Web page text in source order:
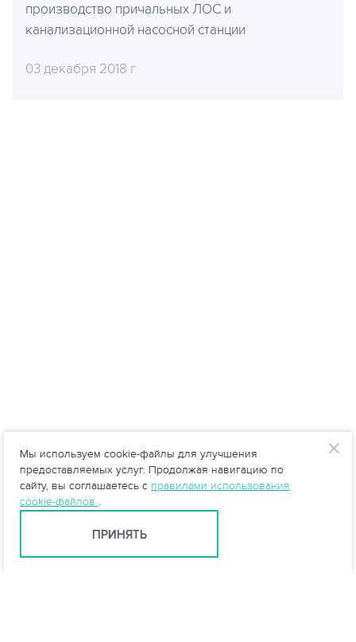
производство причальных ЛОС и
канализационной насосной станции
03 декабря 2018 г
Мы используем cookie-файлы для улучшения
предоставляемых услуг. Продолжая навигацию по
сайту, вы соглашаетесь с правилами использования
cookie-файлов .
ПРИНЯТЬ